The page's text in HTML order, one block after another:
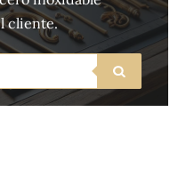
cliente.